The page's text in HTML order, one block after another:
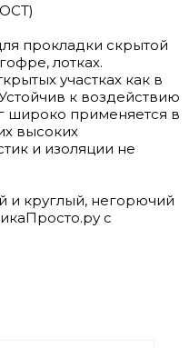
прокладки скрытой
лотках.
участках как в
к воздействию
широко применяется в
высоких
и изоляции не
и круглый, негорючий
с